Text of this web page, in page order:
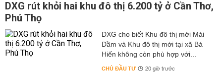
DXG rút khỏi hai khu đô thị 6.200 tỷ ở Cần Thơ,
Phú Thọ
DXG cho biết Khu đô thị mới Mái
Dầm và Khu đô thị mới tại xã Bá
Hiến không còn phù hợp với...
CHỦ ĐẦU TƯ 20 giờ trước